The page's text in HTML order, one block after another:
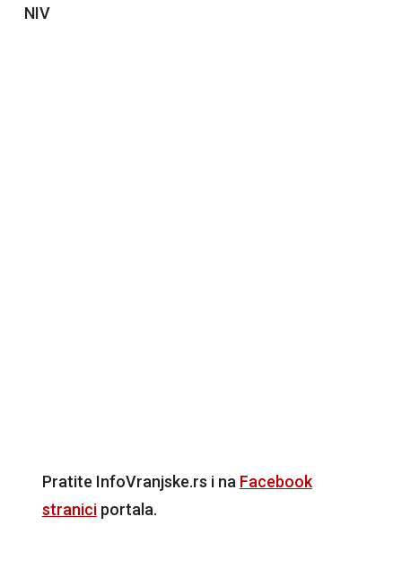
NIV
Pratite InfoVranjske.rs i na Facebook
straniciportala.